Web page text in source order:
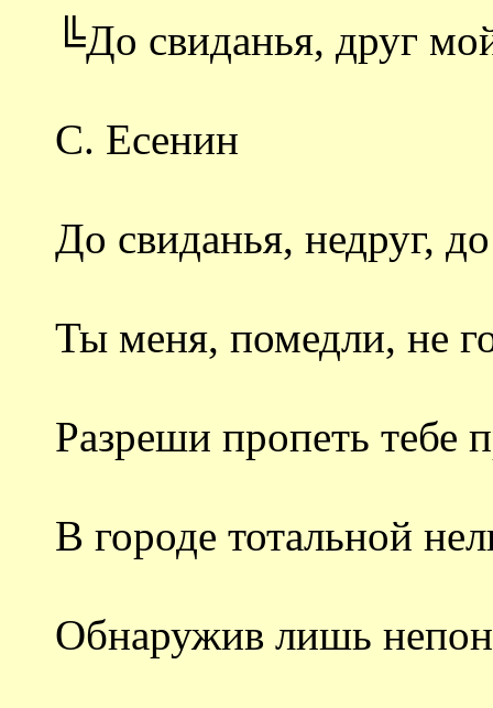
╚До свиданья, друг
С. Есенин
До свиданья, недруг,
Ты меня, помедли, не
Разреши пропеть тебе
В городе тотальной
Обнаружив лишь